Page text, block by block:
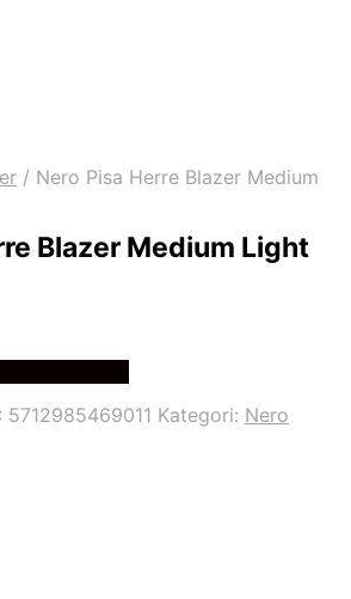
/ Nero Pisa Herre Blazer Medium
Blazer Medium Light
5712985469011 Kategori: Nero